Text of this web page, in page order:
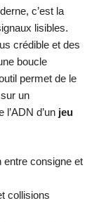
c’est la
lisibles.
crédible et des
boucle
permet de le
un
d’un jeu
entre consigne et
collisions